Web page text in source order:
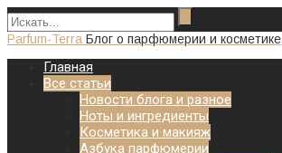
Parfum-Terra Блог о парфюмерии и косметике
Главная
Все статьи
Новости блога и разное
Ноты и ингредиенты
Косметика и макияж
Азбука парфюмерии